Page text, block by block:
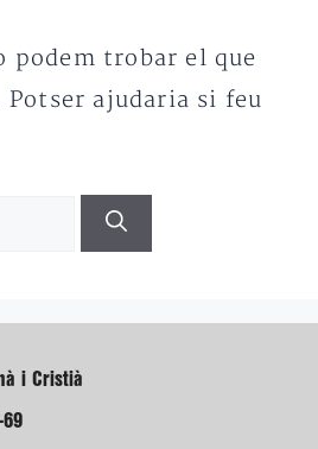
podem trobar el que
Potser ajudaria si feu
i Cristià
69